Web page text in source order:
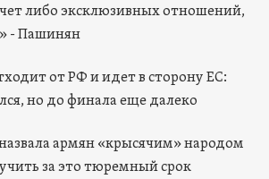
либо эксклюзивных отношений,
- Пашинян
от РФ и идет в сторону ЕС:
но до финала еще далеко
армян «крысячим» народом
за это тюремный срок